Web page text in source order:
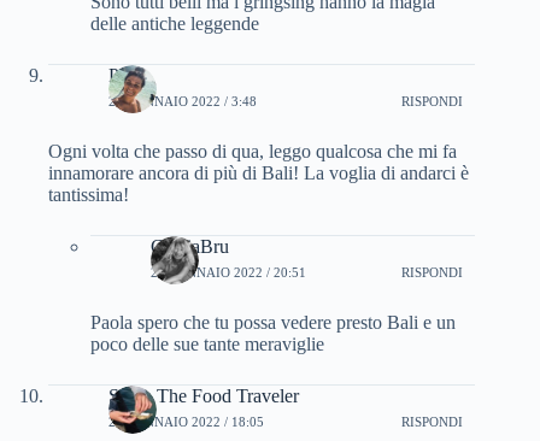
delle antiche leggende
Paola
20 GENNAIO 2022 / 3:48 RISPONDI
Ogni volta che passo di qua, leggo qualcosa che mi fa
innamorare ancora di più di Bali! La voglia di andarci è
tantissima!
CinziaBru
25 GENNAIO 2022 / 20:51 RISPONDI
Paola spero che tu possa vedere presto Bali e un
poco delle sue tante meraviglie
Silvia The Food Traveler
25 GENNAIO 2022 / 18:05 RISPONDI